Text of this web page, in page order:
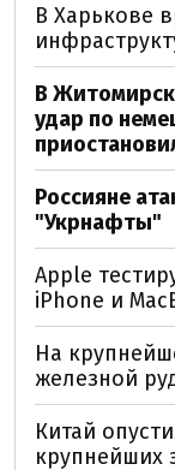
В Харькове
В
удар по
Россияне
"Укрнафты"
Apple
iPhone и
На
железной
Китай
крупнейших